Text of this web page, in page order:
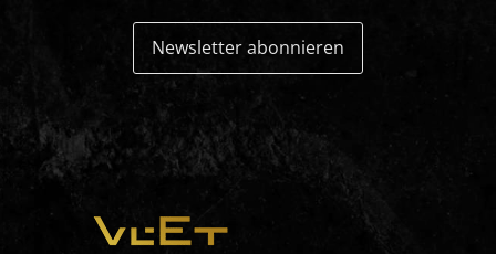
Newsletter abonnieren